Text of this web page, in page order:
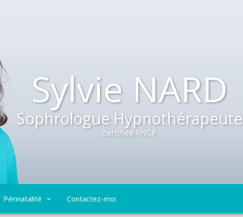
Sylvie NARD
Sophrologue Hypnothérapeute
certifiée RNCP
Périnatalité Contactez-moi